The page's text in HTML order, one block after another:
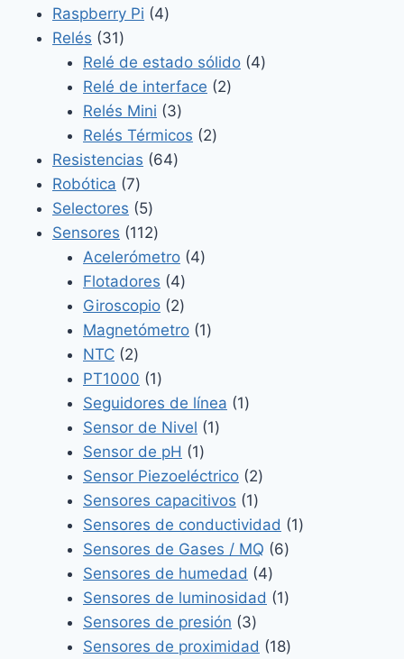
productos
Raspberry Pi 44
Relés 3131
productos
Relé de estado sólido 44
Relé de interface 22
Relés Mini 33
productos
Relés Térmicos 22
Resistencias 6464
Robótica 77
productos
Selectores 55
productos
Sensores 112112
productos
Acelerómetro 44
Flotadores 44
productos
Giroscopio 22
productos
Magnetómetro 11
NTC 22
productos
PT1000 11
producto
Seguidores de línea 11
Sensor de Nivel 11
Sensor de pH 11
producto
Sensor Piezoeléctrico 22
productos
Sensores capacitivos 11
producto
Sensores de conductividad 11
Sensores de Gases / MQ 66
Sensores de humedad 44
productos
Sensores de luminosidad 11
Sensores de presión 33
productos
Sensores de proximidad 1818